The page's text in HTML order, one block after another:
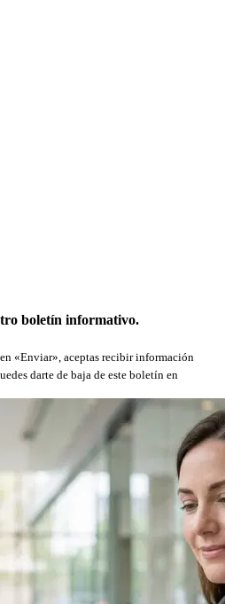
boletín informativo.
«Enviar», aceptas recibir información
darte de baja de este boletín en